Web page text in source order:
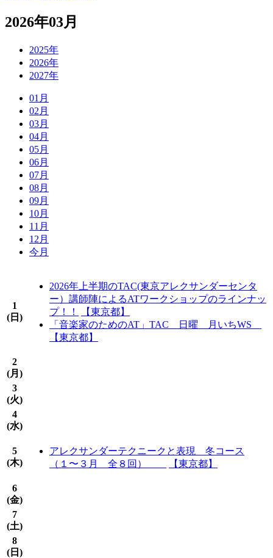
2026年03月
2025年
2026年
2027年
01月
02月
03月
04月
05月
06月
07月
08月
09月
10月
11月
12月
今月
1
( 日 )
2026年上半期のTAC(東京アレクサンダーセンタ
ー）講師陣によるATワークショップのラインナッ
プ！！
【東京都】
「音楽家のためのAT」TAC 日曜 月いちWS
【東京都】
2
(月 )
3
(火)
4
(水)
5
(木)
アレクサンダーテクニークと表現 冬コース
（１〜３月 全８回）
【東京都】
6
(金)
7
(土)
8
( 日 )